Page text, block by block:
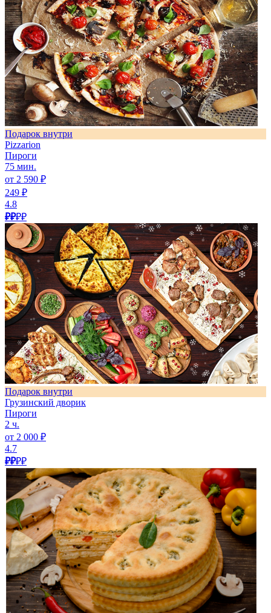
Подарок внутри
Pizzarion
Пироги
75 мин.
от 2 590 ₽
249 ₽
4.8
₽₽₽₽
Подарок внутри
Грузинский дворик
Пироги
2 ч.
от 2 000 ₽
4.7
₽₽₽₽